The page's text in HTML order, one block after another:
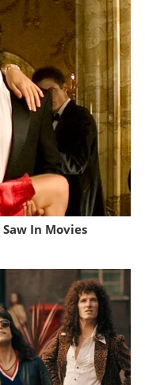
Saw In Movies